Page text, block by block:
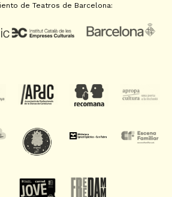
de Teatros de Barcelona: